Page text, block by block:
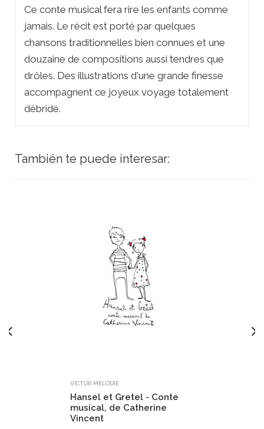
Ce conte musical fera rire les enfants comme
jamais. Le récit est porté par quelques
chansons traditionnelles bien connues et une
douzaine de compositions aussi tendres que
drôles. Des illustrations d'une grande finesse
accompagnent ce joyeux voyage totalement
débridé.
También te puede interesar:
VICTOR MÉLODIE
Hansel et Gretel - Conte
musical, de Catherine
Vincent